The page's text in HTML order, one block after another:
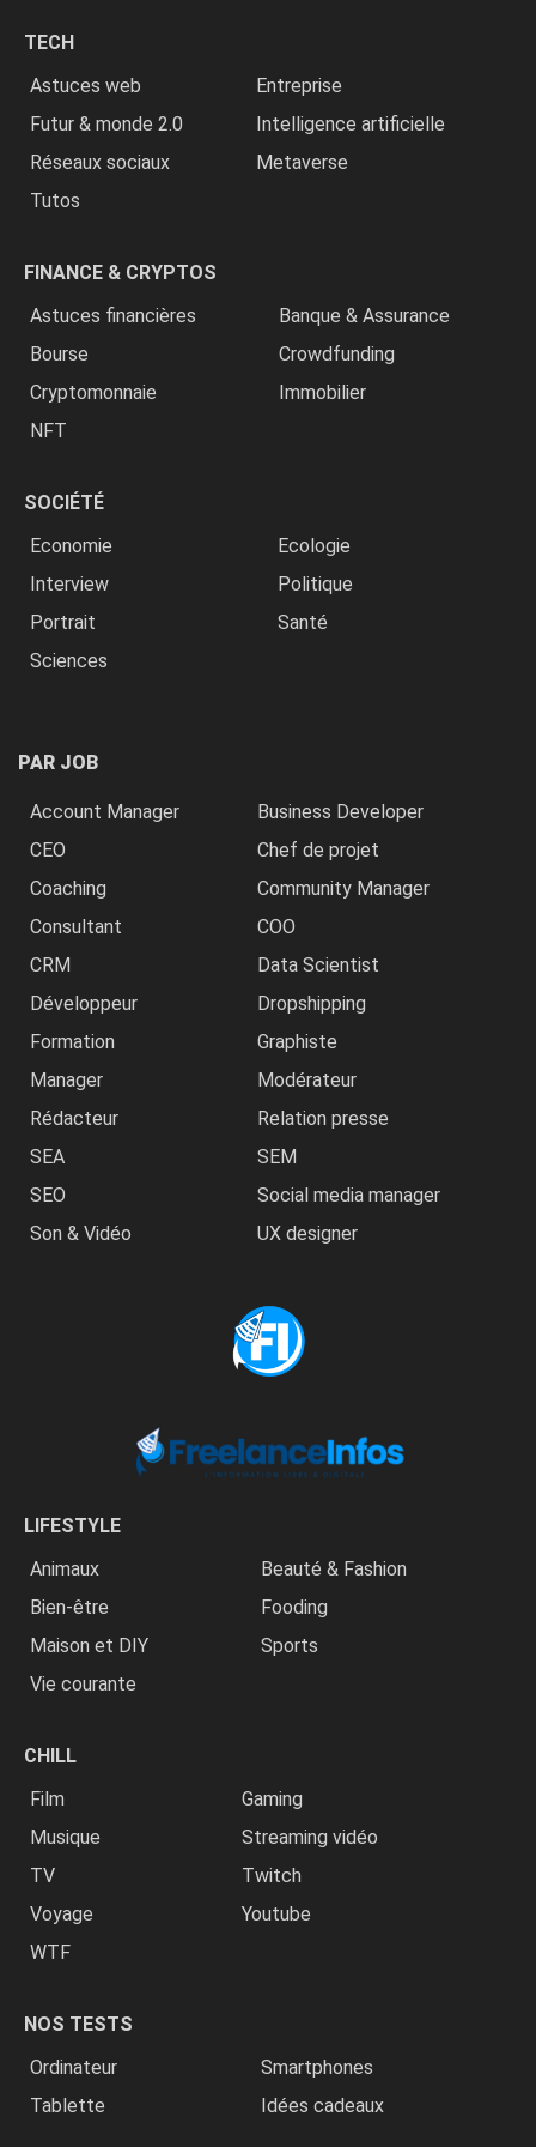
TECH
Astuces web
Entreprise
Futur & monde 2.0
Intelligence artificielle
Réseaux sociaux
Metaverse
Tutos
FINANCE & CRYPTOS
Astuces financières
Banque & Assurance
Bourse
Crowdfunding
Cryptomonnaie
Immobilier
NFT
SOCIÉTÉ
Economie
Ecologie
Interview
Politique
Portrait
Santé
Sciences
PAR JOB
Account Manager
Business Developer
CEO
Chef de projet
Coaching
Community Manager
Consultant
COO
CRM
Data Scientist
Développeur
Dropshipping
Formation
Graphiste
Manager
Modérateur
Rédacteur
Relation presse
SEA
SEM
SEO
Social media manager
Son & Vidéo
UX designer
LIFESTYLE
Animaux
Beauté & Fashion
Bien-être
Fooding
Maison et DIY
Sports
Vie courante
CHILL
Film
Gaming
Musique
Streaming vidéo
TV
Twitch
Voyage
Youtube
WTF
NOS TESTS
Ordinateur
Smartphones
Tablette
Idées cadeaux